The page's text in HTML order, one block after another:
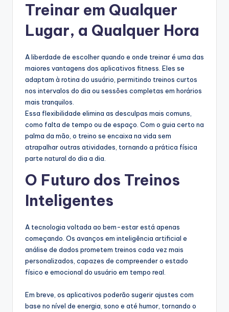
Treinar em Qualquer
Lugar, a Qualquer Hora
A liberdade de escolher quando e onde treinar é uma das
maiores vantagens dos aplicativos fitness. Eles se
adaptam à rotina do usuário, permitindo treinos curtos
nos intervalos do dia ou sessões completas em horários
mais tranquilos.
Essa flexibilidade elimina as desculpas mais comuns,
como falta de tempo ou de espaço. Com o guia certo na
palma da mão, o treino se encaixa na vida sem
atrapalhar outras atividades, tornando a prática física
parte natural do dia a dia.
O Futuro dos Treinos
Inteligentes
A tecnologia voltada ao bem-estar está apenas
começando. Os avanços em inteligência artificial e
análise de dados prometem treinos cada vez mais
personalizados, capazes de compreender o estado
físico e emocional do usuário em tempo real.
Em breve, os aplicativos poderão sugerir ajustes com
base no nível de energia, sono e até humor, tornando o